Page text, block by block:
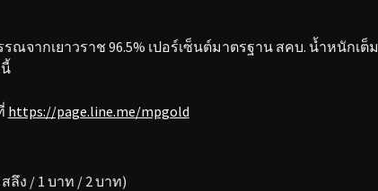
จากเยาวราช 96.5% เปอร์เซ็นต์มาตรฐาน สคบ. น้ำหนักเต็ม
https://page.line.me/mpgold
ลึง / 1 บาท / 2 บาท)